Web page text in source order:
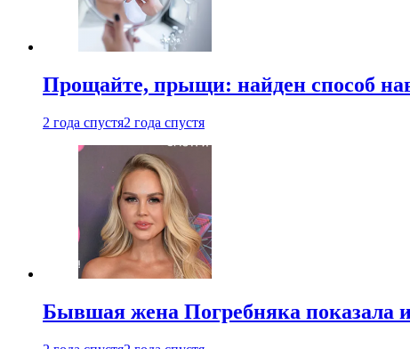
Прощайте, прыщи: найден способ
2 года спустя2 года спустя
Бывшая жена Погребняка показала